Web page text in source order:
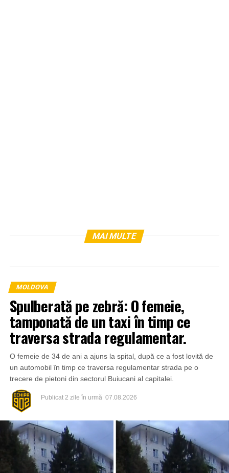
MAI MULTE
MOLDOVA
Spulberată pe zebră: O femeie,
tamponată de un taxi în timp ce
traversa strada regulamentar.
O femeie de 34 de ani a ajuns la spital, după ce a fost lovită de
un automobil în timp ce traversa regulamentar strada pe o
trecere de pietoni din sectorul Buiucani al capitalei.
Publicat 2 zile în urmă 07.08.2026